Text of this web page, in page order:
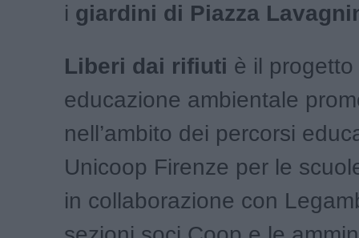
i giardini di Piazza
Liberi dai rifiuti è il progetto
educazione ambientale
nell’ambito dei percorsi
Unicoop Firenze per le
in collaborazione con